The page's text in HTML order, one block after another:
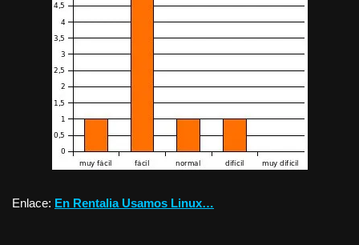
Enlace: En Rentalia Usamos Linux…